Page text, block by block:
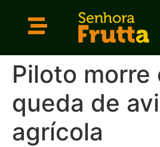
Piloto morre
queda de
agrícola